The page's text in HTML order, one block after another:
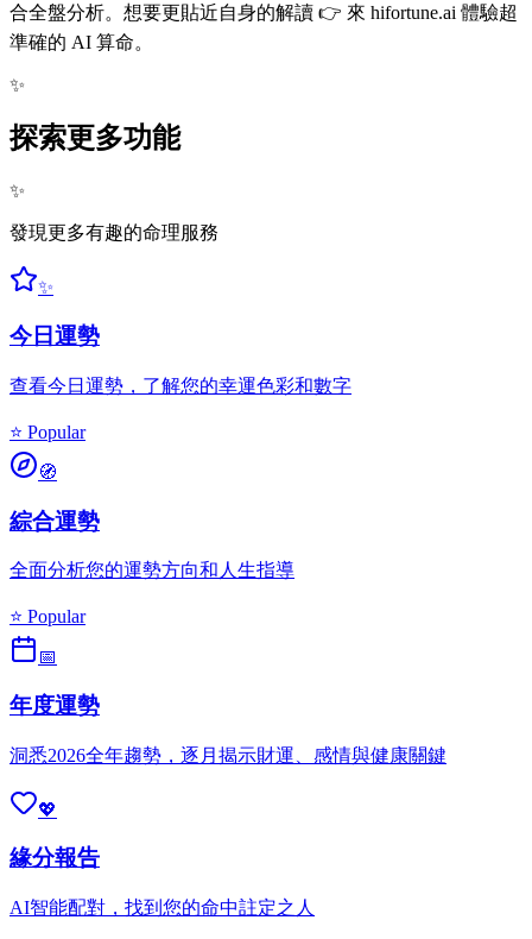
合全盤分析。想要更貼近自身的解讀 👉 來 hifortune.ai 體驗超
準確的 AI 算命。
✨
探索更多功能
✨
發現更多有趣的命理服務
✨
今日運勢
查看今日運勢，了解您的幸運色彩和數字
⭐ Popular
🧭
綜合運勢
全面分析您的運勢方向和人生指導
⭐ Popular
📅
年度運勢
洞悉2026全年趨勢，逐月揭示財運、感情與健康關鍵
💖
緣分報告
AI智能配對，找到您的命中註定之人